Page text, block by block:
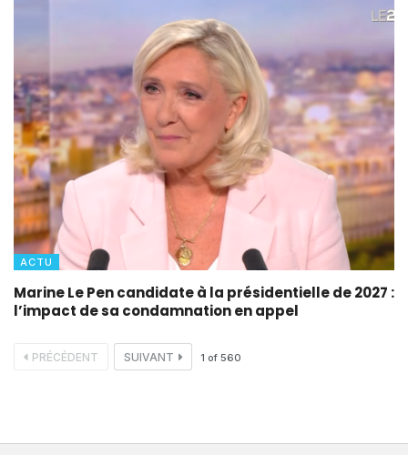
ACTU
Marine Le Pen candidate à la présidentielle de 2027 :
l’impact de sa condamnation en appel
PRÉCÉDENT SUIVANT 1 of 560